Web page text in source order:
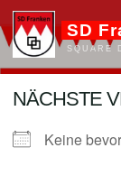
Zum
Inhalt
springen
SD
SQUARE
NÄCHSTE
Keine